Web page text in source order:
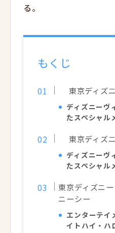
る。
もくじ
東京ディズ
ディズニーヴ
たスペシャル
東京ディズ
ディズニーヴ
たスペシャル
東京ディズニ
ニーシー
エンターテイ
イトハイ・ハ